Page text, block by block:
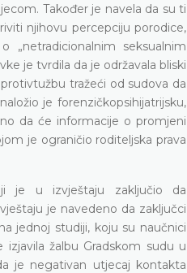
Također je navela da su ti
njihovu percepciju porodice,
seksualnim
je tvrdila da je održavala bliski
tražeći od sudova da
je forenzičkopsihijatrijsku,
da će informacije o promjeni
je ograničio roditeljska prava
je u izvještaju zaključio da
je navedeno da zaključci
jednoj studiji, koju su naučnici
žalbu Gradskom sudu u
je negativan utjecaj kontakta